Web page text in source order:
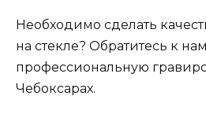
Необходимо сделать
на стекле? Обратитесь к
профессиональную
Чебоксарах.